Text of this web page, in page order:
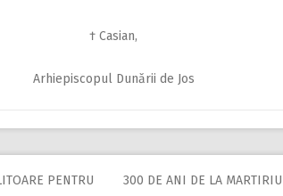
† Casian,
Arhiepiscopul Dunării de Jos
PENTRU
300 DE ANI DE LA